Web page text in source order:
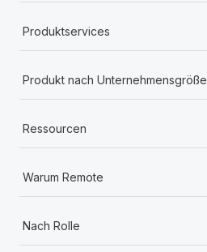
Produktservices
Produkt nach Unternehmensgröße
Ressourcen
Warum Remote
Nach Rolle